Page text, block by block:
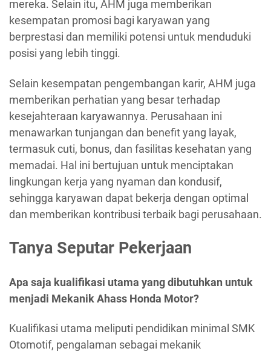
mereka. Selain itu, AHM juga memberikan
kesempatan promosi bagi karyawan yang
berprestasi dan memiliki potensi untuk menduduki
posisi yang lebih tinggi.
Selain kesempatan pengembangan karir, AHM juga
memberikan perhatian yang besar terhadap
kesejahteraan karyawannya. Perusahaan ini
menawarkan tunjangan dan benefit yang layak,
termasuk cuti, bonus, dan fasilitas kesehatan yang
memadai. Hal ini bertujuan untuk menciptakan
lingkungan kerja yang nyaman dan kondusif,
sehingga karyawan dapat bekerja dengan optimal
dan memberikan kontribusi terbaik bagi perusahaan.
Tanya Seputar Pekerjaan
Apa saja kualifikasi utama yang dibutuhkan untuk
menjadi Mekanik Ahass Honda Motor?
Kualifikasi utama meliputi pendidikan minimal SMK
Otomotif, pengalaman sebagai mekanik